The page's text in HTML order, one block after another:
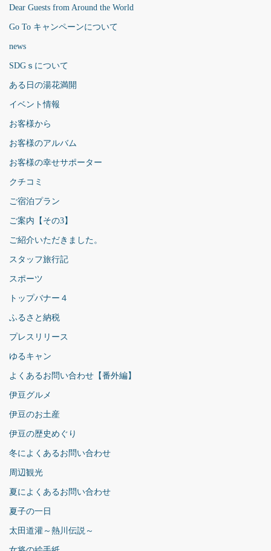
Dear Guests from Around the World
Go To キャンペーンについて
news
SDGｓについて
ある日の湯花満開
イベント情報
お客様から
お客様のアルバム
お客様の幸せサポーター
クチコミ
ご宿泊プラン
ご案内【その3】
ご紹介いただきました。
スタッフ旅行記
スポーツ
トップバナー４
ふるさと納税
プレスリリース
ゆるキャン
よくあるお問い合わせ【番外編】
伊豆グルメ
伊豆のお土産
伊豆の歴史めぐり
冬によくあるお問い合わせ
周辺観光
夏によくあるお問い合わせ
夏子の一日
太田道灌～熱川伝説～